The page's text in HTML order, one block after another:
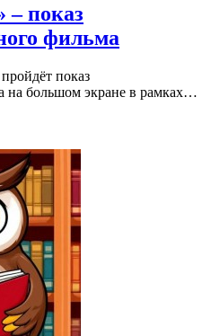
– показ
фильма
показ
на большом экране в рамках…